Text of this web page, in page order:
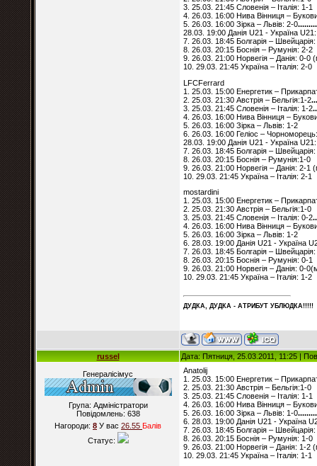
3. 25.03. 21:45 Словенія – Італія: 1-1
4. 26.03. 16:00 Нива Вінниця –
5. 26.03. 16:00 Зірка – Львів: 2-0
28.03. 19:00 Данія U21 - Україна
7. 26.03. 18:45 Болгарія –
8. 26.03. 20:15 Боснія – Румунія: 2-2
9. 26.03. 21:00 Норвегія – Данія: 0-0
10. 29.03. 21:45 Україна – Італія: 2-0
LFCFerrard
1. 25.03. 15:00 Енергетик –
2. 25.03. 21:30 Австрія – Бельгія:1-2
3. 25.03. 21:45 Словенія – Італія: 1-2
4. 26.03. 16:00 Нива Вінниця –
5. 26.03. 16:00 Зірка – Львів: 1-2
6. 26.03. 16:00 Геліос –
28.03. 19:00 Данія U21 - Україна
7. 26.03. 18:45 Болгарія –
8. 26.03. 20:15 Боснія – Румунія:1-0
9. 26.03. 21:00 Норвегія – Данія: 2-1
10. 29.03. 21:45 Україна – Італія: 2-1
mostardini
1. 25.03. 15:00 Енергетик –
2. 25.03. 21:30 Австрія – Бельгія:1-0
3. 25.03. 21:45 Словенія – Італія: 0-2
4. 26.03. 16:00 Нива Вінниця –
5. 26.03. 16:00 Зірка – Львів: 1-2
6. 28.03. 19:00 Данія U21 - Україна
7. 26.03. 18:45 Болгарія –
8. 26.03. 20:15 Боснія – Румунія: 0-1
9. 26.03. 21:00 Норвегія – Данія: 0-
10. 29.03. 21:45 Україна – Італія: 1-2
ДУДКА, ДУДКА - АТРИБУT УБЛЮДКА!!!!!
russel Дата: Пятниця, 25.03.2011, 11:25 |
Генералісімус
Група: Адміністратори
Повідомлень: 638
Нагороди: 8 У вас 26.55 Балiв
Статус:
Anatolij
1. 25.03. 15:00 Енергетик –
2. 25.03. 21:30 Австрія – Бельгія:1-0
3. 25.03. 21:45 Словенія – Італія: 1-1
4. 26.03. 16:00 Нива Вінниця –
5. 26.03. 16:00 Зірка – Львів: 1-0
6. 28.03. 19:00 Данія U21 - Україна
7. 26.03. 18:45 Болгарія –
8. 26.03. 20:15 Боснія – Румунія: 1-0
9. 26.03. 21:00 Норвегія – Данія: 1-2
10. 29.03. 21:45 Україна – Італія: 1-1